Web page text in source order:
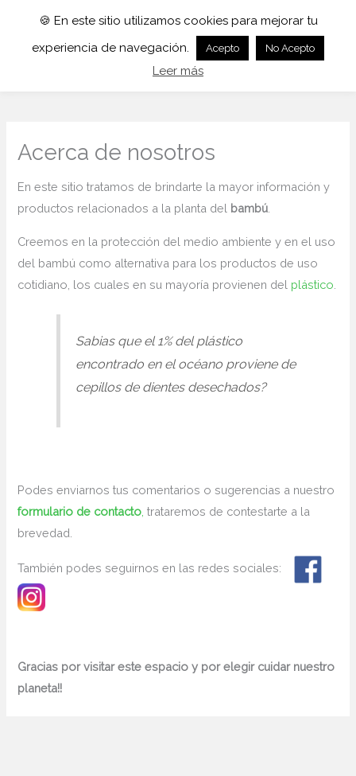
Acerca de nosotros
En este sitio tratamos de brindarte la mayor información y
productos relacionados a la planta del bambú.
Creemos en la protección del medio ambiente y en el uso
del bambú como alternativa para los productos de uso
cotidiano, los cuales en su mayoría provienen del plástico
Sabias que el 1% del plástico
encontrado en el océano proviene de
cepillos de dientes desechados?
Podes enviarnos tus comentarios o sugerencias a nuestro
formulario de contacto trataremos de contestarte a la
brevedad.
También podes seguirnos en las redes sociales:
Gracias por visitar este espacio y por elegir cuidar nuestro
planeta!!
🍪 En este sitio utilizamos cookies para mejorar tu
experiencia de navegación.
Acepto No Acepto
Leer más